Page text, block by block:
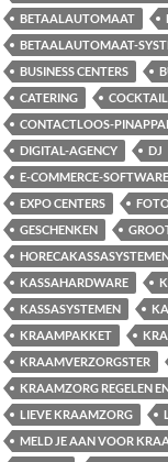
BETAALAUTOMAAT
BETAALAUTOMAAT-
BUSINESS CENTERS
CATERING
CONTACTLOOS-
DIGITAL-AGENCY
DJ
E-COMMERCE-SOFTWARE
EXPO CENTERS
GESCHENKEN
KASSAHARDWARE
KASSASYSTEMEN
KRAAMPAKKET
KRAAMVERZORGSTER
KRAAMZORG REGELEN
LIEVE KRAAMZORG
MELD JE AAN VOOR